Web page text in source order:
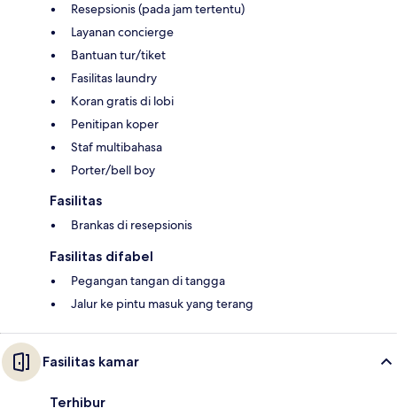
Resepsionis (pada jam tertentu)
Layanan concierge
Bantuan tur/tiket
Fasilitas laundry
Koran gratis di lobi
Penitipan koper
Staf multibahasa
Porter/bell boy
Fasilitas
Brankas di resepsionis
Fasilitas difabel
Pegangan tangan di tangga
Jalur ke pintu masuk yang terang
Fasilitas kamar
Terhibur